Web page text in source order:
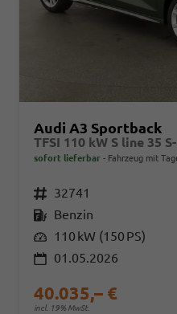
Audi A3 Sportback
sofort lieferbar Fahrzeug mit
Fahrzeugnr. 32741
Kraftstoff Benzin
Leistung 110 kW (150 PS)
01.05.2026
40.035,– €
incl. 19% MwSt.